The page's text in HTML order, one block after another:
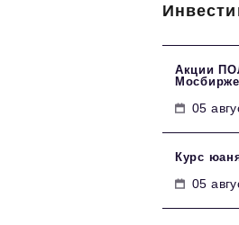
Акции
Мосбирже
05
Курс
05